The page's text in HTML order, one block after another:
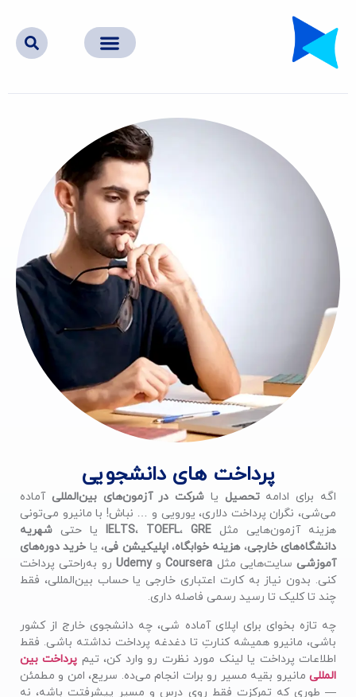
پرداخت های دانشجویی
اگه برای ادامهتحصیل یا شرکت در آزمون‌های بین‌المللی آماده
می‌شی، نگران پرداخت دلاری، یورویی و … نباش! با مانیرو می‌تونی
هزینه آزمون‌هایی مثل
IELTS، TOEFL، GRE یا حتی شهریه
دانشگاه‌های خارجی،هزینه خوابگاه،اپلیکیشن فی، یا خرید دوره‌های
آموزشی سایت‌هایی مثل CourseraوUdemy رو به‌راحتی پرداخت
کنی. بدون نیاز به کارت اعتباری خارجی یا حساب بین‌المللی، فقط
چند تا کلیک تا رسید رسمی فاصله داری.
چه تازه بخوای برای اپلای آماده شی، چه دانشجوی خارج از کشور
باشی، مانیرو همیشه کنارتِ تا دغدغه پرداخت نداشته باشی. فقط
اطلاعات پرداخت یا لینک مورد نظرت رو وارد کن، تیم پرداخت بین
المللی مانیرو بقیه مسیر رو برات انجام می‌ده. سریع، امن و مطمئن
— طوری که تمرکزت فقط روی درس و مسیر پیشرفتت باشه، نه